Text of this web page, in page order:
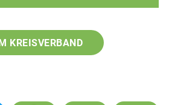
KREISVERBAND